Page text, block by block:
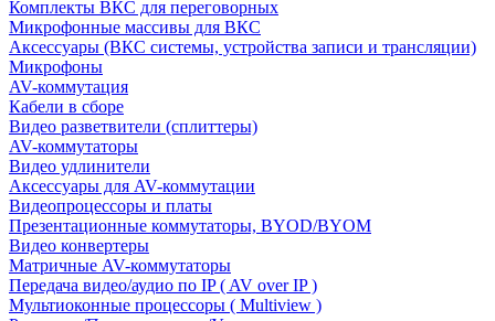
Комплекты ВКС для переговорных
Микрофонные массивы для ВКС
Аксессуары (ВКС системы, устройства записи и трансляции)
Микрофоны
AV-коммутация
Кабели в сборе
Видео разветвители (сплиттеры)
AV-коммутаторы
Видео удлинители
Аксессуары для AV-коммутации
Видеопроцессоры и платы
Презентационные коммутаторы, BYOD/BYOM
Видео конвертеры
Матричные AV-коммутаторы
Передача видео/аудио по IP ( AV over IP )
Мультиоконные процессоры ( Multiview )